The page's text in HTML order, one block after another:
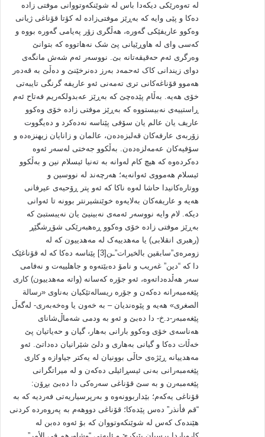
له‌ ته‌وه‌رێکی دیکه‌دا باس له‌ شوێنکه‌وتووانی موفتی زاده‌
ده‌کا و پێی وایه‌ که‌ به‌ڕێز موفتی‌زاده‌ له‌ کۆتا قۆناغی ژیانی
وه‌کوو عاریفێکی گه‌وره‌، هه‌ڵگری زۆر په‌یامی گه‌وره‌ بووه‌ و
که‌سی وای له‌ هاوڕێیانی پێ شک نه‌هاتووه‌ که‌ بتوانێ
وه‌رگری ئه‌م حه‌قیقه‌تانه‌ بێ. نووسه‌ر ئه‌م شه‌ش مانگه‌ی
دوای زیندانی کاک ئه‌حمه‌د به‌رز ده‌نرخێنێ و ده‌ڵێ به‌ قه‌ده‌ر
هه‌موو قۆناغه‌کانی تری ته‌مه‌نی ئه‌و عاریفه‌ گرنگی تایبه‌تی
خۆی هه‌یه‌. به‌ڵام پێده‌چێ که‌ به‌ڕێز عه‌بدولکه‌ریم فه‌تاح ئه‌م
ڕاستییه‌ی نه‌بیستووه‌ که‌ به‌ڕێز موفتی زاده‌ خۆی وه‌کوو
عاریف یان عالم یان سۆفی پێناسه‌ نه‌ده‌کرد و ده‌یگووت
زۆربه‌ی عارفه‌کان قه‌لبزه‌ده‌ن، عالمان و زانایان زیهنزه‌ده‌ و
سۆفیه‌کان عه‌مه‌لزه‌ده‌ن. به‌ڵکوو جه‌ختی له‌سه‌ر ئه‌وه‌
ده‌کرده‌وه‌ که‌ هیچ کام له‌وانه‌ به‌ ته‌نیا ئیسلام نین و به‌ڵکوو
ئیسلام هه‌مووی ئه‌وانه‌یه؛‌ هه‌رچه‌ند له‌ نووسین و
ووتاره‌کانیدا حاشا له‌وه‌ ناکا که‌ ئه‌و پتر ڕۆحیه‌ی عیرفانی
هه‌یه‌ و عاریفه‌کان به‌لایه‌وه‌‌ خوێنشیرنتر بوونه‌‌ تا ئه‌وانی
دیکه‌. لام وایه‌ نووسه‌ر ئه‌مه‌ی نه‌بینیێ یان نه‌یبستبێ که‌
به‌ڕێز موفتی زاده‌ خۆی وه‌کوو ڕه‌هبه‌رێکی شۆڕشگێڕ
(رهبری انقلابی) یا مه‌هدییه‌ک له‌ مه‌هدییون که‌ له‌
زومره‌ی”سابقین بالخیرات”ـن[3] پێناسه‌ ده‌کا که‌ له‌ قۆناغێک
دا که‌ “دین” غه‌ریب و نامۆ ده‌بێته‌وه‌ و جاهلییه‌ت و نه‌فامی
سه‌ر هه‌ڵده‌داته‌وه‌، ئه‌و جۆره‌ که‌سانه (واته‌ مه‌هدییون)‌ کاری
پێغه‌مبه‌رانه‌ ده‌که‌ن و جۆره‌ ریساله‌تێکیان به‌ناوی «رسالة
الصغری» هه‌یه‌ و پێوه‌ندیان – به‌ خه‌ون یا وه‌خه‌به‌ری- له‌گه‌ڵ
پێغه‌مبه‌ر-د.خ- دا ده‌بێ و ئه‌و به‌ ودمی شه‌ماڵ‌شانای
هه‌ناسه‌ی خۆی وه‌کوو بارانی به‌هار، گیان و حه‌یاتیان پێ
خه‌ڵات ده‌کا و گیانی به‌هاری و دلێ شێرانیان ده‌داتێ. ئه‌و
مه‌هدییانه‌ ڕێژه‌ی حاڵی بوونیان له‌ یه‌کتر جیاوازه‌ و کاری
پێغه‌مبه‌رانی به‌نی ئیسڕائیلی ده‌که‌ن و له‌ میراتگرانی
پێغه‌مبه‌رن و به‌ سێ قۆناغی سه‌ره‌کی دا ده‌بێ بڕۆن:
قۆناغی یه‌که‌م؛ بێداربوونه‌وه‌ و به‌رپرسیاریه‌تی فه‌ردیه‌ که‌ به‌
“قم فأنذر” ده‌س پێده‌کا؛ قۆناغی دووهه‌م به‌ په‌روه‌رده‌ کردنی
هێنده‌ک که‌س له‌ شوێنکه‌وتووان که‌ بۆ ئه‌وه‌ ده‌بن له‌